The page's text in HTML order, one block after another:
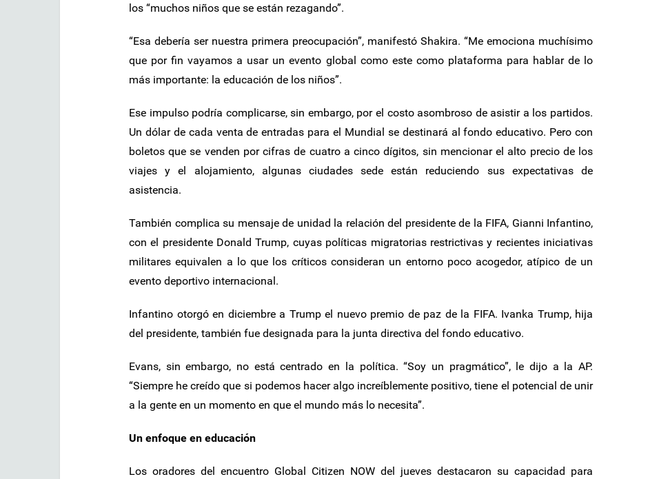
los “muchos niños que se están rezagando”.
“Esa debería ser nuestra primera preocupación”, manifestó Shakira. “Me emociona muchísimo
que por fin vayamos a usar un evento global como este como plataforma para hablar de lo
más importante: la educación de los niños”.
Ese impulso podría complicarse, sin embargo, por el costo asombroso de asistir a los partidos.
Un dólar de cada venta de entradas para el Mundial se destinará al fondo educativo. Pero con
boletos que se venden por cifras de cuatro a cinco dígitos, sin mencionar el alto precio de los
viajes y el alojamiento, algunas ciudades sede están reduciendo sus expectativas de
asistencia.
También complica su mensaje de unidad la relación del presidente de la FIFA, Gianni Infantino,
con el presidente Donald Trump, cuyas políticas migratorias restrictivas y recientes iniciativas
militares equivalen a lo que los críticos consideran un entorno poco acogedor, atípico de un
evento deportivo internacional.
Infantino otorgó en diciembre a Trump el nuevo premio de paz de la FIFA. Ivanka Trump, hija
del presidente, también fue designada para la junta directiva del fondo educativo.
Evans, sin embargo, no está centrado en la política. “Soy un pragmático”, le dijo a la AP.
“Siempre he creído que si podemos hacer algo increíblemente positivo, tiene el potencial de unir
a la gente en un momento en que el mundo más lo necesita”.
Un enfoque en educación
Los oradores del encuentro Global Citizen NOW del jueves destacaron su capacidad para